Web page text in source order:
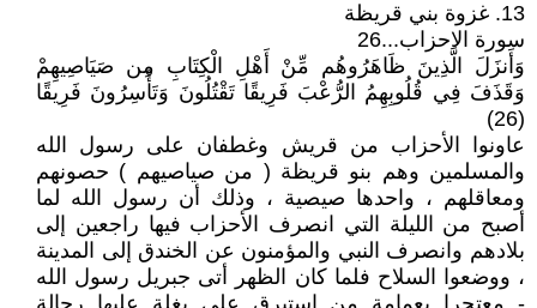
13. غزوة بني قريظة
سورة الاحزاب...26
وَأَنزَلَ الَّذِينَ ظَاهَرُوهُم مِّنْ أَهْلِ الْكِتَابِ مِن صَيَاصِيهِمْ
وَقَذَفَ فِي قُلُوبِهِمُ الرُّعْبَ فَرِيقًا تَقْتُلُونَ وَتَأْسِرُونَ فَرِيقًا
(26)
عاونوا الأحزاب من قريش وغطفان على رسول الله
والمسلمين وهم بنو قريظة ( من صياصيهم ) حصونهم
ومعاقلهم ، واحدها صيصية ، وذلك أن رسول الله لما
أصبح من الليلة التي انصرف الأحزاب فيها راجعين إلى
بلادهم وانصرف النبي والمؤمنون عن الخندق إلى المدينة
، ووضعوا السلاح فلما كان الظهر أتى جبريل رسول الله